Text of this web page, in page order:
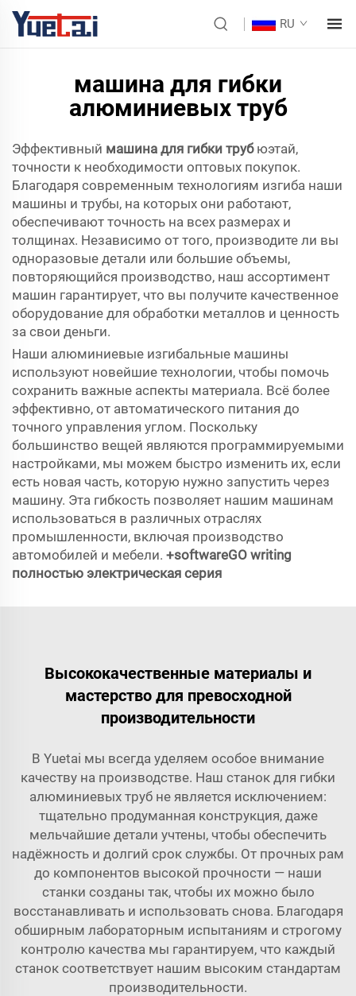
RU
машина для гибки
алюминиевых труб
Эффективный машина для гибки труб юэтай,
точности к необходимости оптовых покупок.
Благодаря современным технологиям изгиба наши
машины и трубы, на которых они работают,
обеспечивают точность на всех размерах и
толщинах. Независимо от того, производите ли вы
одноразовые детали или большие объемы,
повторяющийся производство, наш ассортимент
машин гарантирует, что вы получите качественное
оборудование для обработки металлов и ценность
за свои деньги.
Наши алюминиевые изгибальные машины
используют новейшие технологии, чтобы помочь
сохранить важные аспекты материала. Всё более
эффективно, от автоматического питания до
точного управления углом. Поскольку
большинство вещей являются программируемыми
настройками, мы можем быстро изменить их, если
есть новая часть, которую нужно запустить через
машину. Эта гибкость позволяет нашим машинам
использоваться в различных отраслях
промышленности, включая производство
автомобилей и мебели. +softwareGO writing
полностью электрическая серия
Высококачественные материалы и
мастерство для превосходной
производительности
В Yuetai мы всегда уделяем особое внимание
качеству на производстве. Наш станок для гибки
алюминиевых труб не является исключением:
тщательно продуманная конструкция, даже
мельчайшие детали учтены, чтобы обеспечить
надёжность и долгий срок службы. От прочных рам
до компонентов высокой прочности — наши
станки созданы так, чтобы их можно было
восстанавливать и использовать снова. Благодаря
обширным лабораторным испытаниям и строгому
контролю качества мы гарантируем, что каждый
станок соответствует нашим высоким стандартам
производительности.